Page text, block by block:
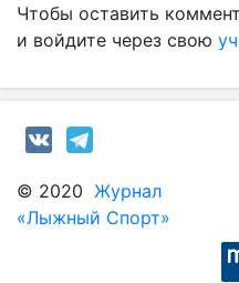
Чтобы оставить
и войдите через свою
© 2020 Журнал
«Лыжный Спорт»